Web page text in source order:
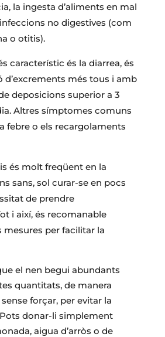
la ingesta d’aliments en mal
no digestives (com
o otitis).
característic és la diarrea, és
d’excrements més tous i amb
deposicions superior a 3
Altres símptomes comuns
febre o els recargolaments
és molt freqüent en la
sans, sol curar-se en pocs
de prendre
i així, és recomanable
mesures per facilitar la
el nen begui abundants
quantitats, de manera
forçar, per evitar la
donar-li simplement
aigua d’arròs o de